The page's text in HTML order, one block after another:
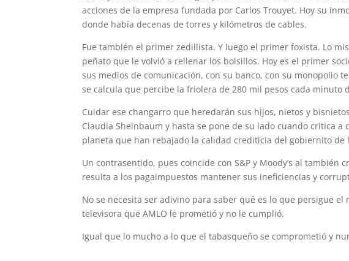
acciones de la empresa fundada por Carlos Trouyet. Hoy su
donde había decenas de torres y kilómetros de cables.
Fue también el primer zedillista. Y luego el primer foxista. Lo
peñato que le volvió a rellenar los bolsillos. Hoy es el primer
sus medios de comunicación, con su banco, con su monopolio
se calcula que percibe la friolera de 280 mil pesos cada minuto
Cuidar ese changarro que heredarán sus hijos, nietos y
Claudia Sheinbaum y hasta se pone de su lado cuando critica
planeta que han rebajado la calidad crediticia del gobiernito
Un contrasentido, pues coincide con S&P y Moody’s al también
resulta a los pagaimpuestos mantener sus ineficiencias y
No se necesita ser adivino para saber qué es lo que persigue
televisora que AMLO le prometió y no le cumplió.
Igual que lo mucho a lo que el tabasqueño se comprometió y